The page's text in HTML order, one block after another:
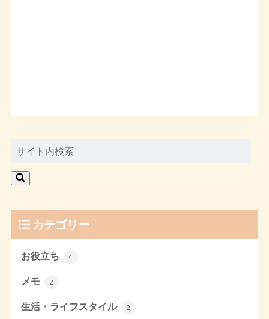
カテゴリー
お役立ち 4
メモ 2
生活・ライフスタイル 2